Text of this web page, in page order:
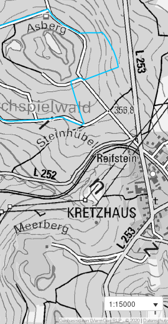
i
1:15000
Geobasisdaten LVermGeo RLP - © 2020 Datenschutz